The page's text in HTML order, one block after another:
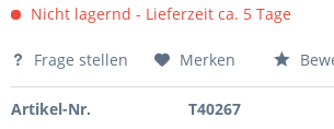
Nicht lagernd - Lieferzeit ca. 5 Tage
Frage stellen Merken
Artikel-Nr. T40267